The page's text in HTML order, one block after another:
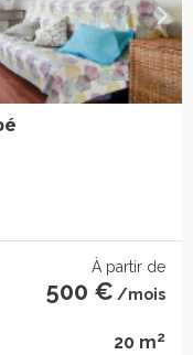
À partir de
500 € /mois
20 m2